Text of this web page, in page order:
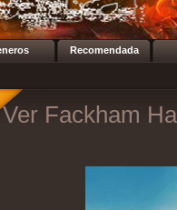
Recomendada
Ver Fackham